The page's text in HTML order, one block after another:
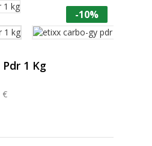
-10%
1 Kg
€